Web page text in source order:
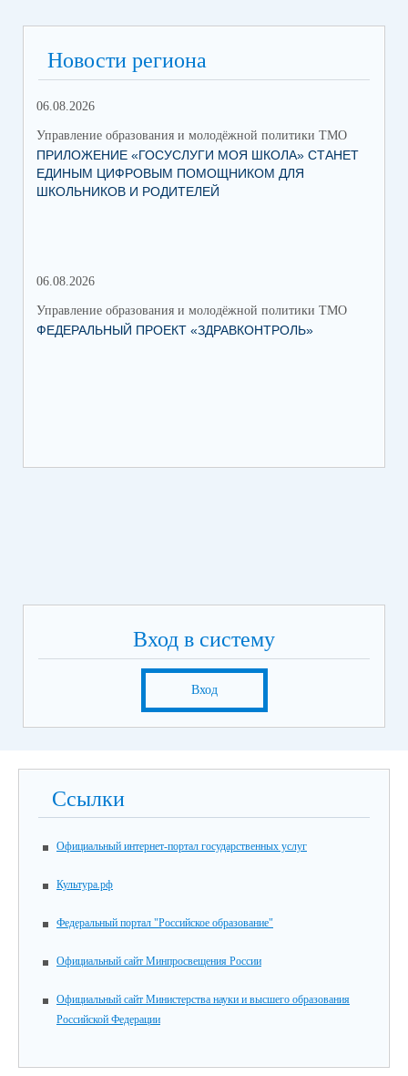
Новости региона
06.08.2026
Управление образования и молодёжной политики ТМО
ПРИЛОЖЕНИЕ «ГОСУСЛУГИ МОЯ ШКОЛА» СТАНЕТ
ЕДИНЫМ ЦИФРОВЫМ ПОМОЩНИКОМ ДЛЯ
ШКОЛЬНИКОВ И РОДИТЕЛЕЙ
06.08.2026
Управление образования и молодёжной политики ТМО
ФЕДЕРАЛЬНЫЙ ПРОЕКТ «ЗДРАВКОНТРОЛЬ»
Вход в систему
Вход
Ссылки
Официальный интернет-портал государственных услуг
Культура.рф
Федеральный портал "Российское образование"
Официальный сайт Минпросвещения России
Официальный сайт Министерства науки и высшего образования
Российской Федерации